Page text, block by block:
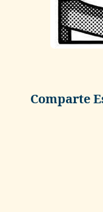
Comparte